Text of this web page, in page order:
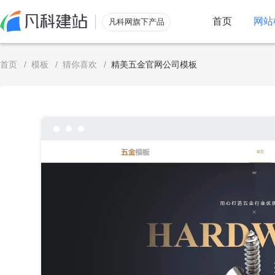
凡科网旗下产品 首页 网
首页 / 模板 / 猜你喜欢 / 精美五金官网公司模板
服